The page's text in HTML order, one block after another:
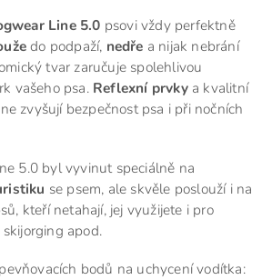
Line 5.0 psovi vždy perfektně
do podpaží, nedře a nijak nebrání
tvar zaručuje spolehlivou
vašeho psa. Reflexní prvky a kvalitní
zvyšují bezpečnost psa i při nočních
5.0 byl vyvinut speciálně na
se psem, ale skvěle poslouží i na
kteří netahají, jej využijete i pro
apod.
bodů na uchycení vodítka: